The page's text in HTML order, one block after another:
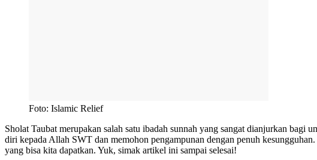
Foto: Islamic Relief
Sholat Taubat merupakan salah satu ibadah sunnah yang sangat dianjurkan
diri kepada Allah SWT dan memohon pengampunan dengan penuh
yang bisa kita dapatkan. Yuk, simak artikel ini sampai selesai!